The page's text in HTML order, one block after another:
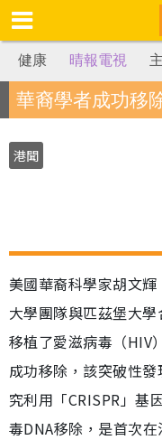
健康 晴報電視
華裔學者成功移
港聞
美國華裔科學家胡文
大學團隊與匹茲堡大
移植了愛滋病毒（HIV
成功移除，該突破性
究利用「CRISPR」基
毒DNA移除，是首次